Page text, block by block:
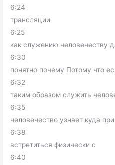
6:24
трансляции
6:25
как служению человечеству
6:30
понятно почему Потому что
6:32
таким образом служить
6:35
человечество узнает куда
6:38
встретиться физически с
6:40